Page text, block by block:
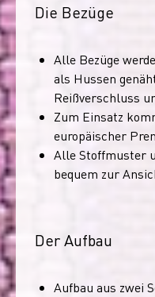
Die Bezüge
Alle Bezüge
als Hussen
Reißverschluss
Zum Einsatz
europäischer
Alle Stoffmuster
bequem zur
Der Aufbau
Aufbau aus zwei